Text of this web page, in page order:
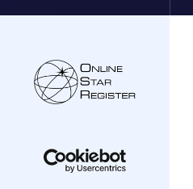
カスタマーサービス: